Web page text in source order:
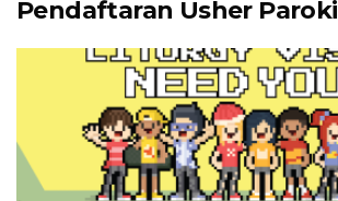
Pendaftaran Usher Paroki